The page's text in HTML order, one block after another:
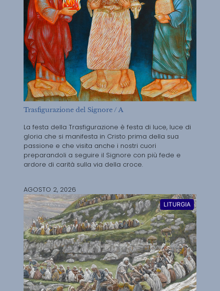
Trasfigurazione del Signore / A
La festa della Trasfigurazione è festa di luce, luce di
gloria che si manifesta in Cristo prima della sua
passione e che visita anche i nostri cuori
preparandoli a seguire il Signore con più fede e
ardore di carità sulla via della croce.
AGOSTO 2, 2026
LITURGIA